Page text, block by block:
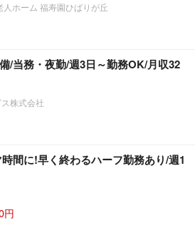
ホーム 福寿園ひばりが丘
/当務・夜勤/週3日～勤務OK/月収32
株式会社
間に!早く終わるハーフ勤務あり/週1
円